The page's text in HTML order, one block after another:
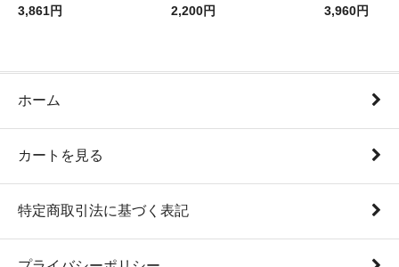
3,861円
2,200円
3,960円
ホーム
カートを見る
特定商取引法に基づく表記